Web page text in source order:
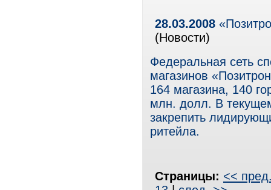
28.03.2008
(Новости)
Федеральная сеть
магазинов
164 магазина, 140
млн. долл. В
закрепить
ритейла.
Страницы: <<